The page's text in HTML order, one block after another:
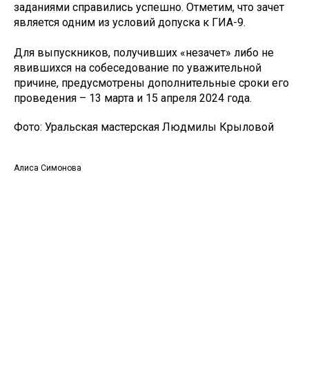
заданиями справились успешно. Отметим, что зачет
является одним из условий допуска к ГИА-9.
Для выпускников, получивших «незачет» либо не
явившихся на собеседование по уважительной
причине, предусмотрены дополнительные сроки его
проведения – 13 марта и 15 апреля 2024 года.
Фото: Уральская мастерская Людмилы Крыловой
Алиса Симонова